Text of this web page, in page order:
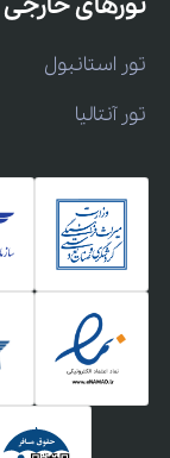
تورهای خارجی
تور استانبول
تور آنتالیا